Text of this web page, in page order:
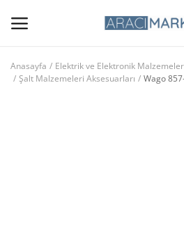
Ana Menü
Anasayfa Elektrik ve Elektronik
Şalt Malzemeleri Aksesuarları
Wago